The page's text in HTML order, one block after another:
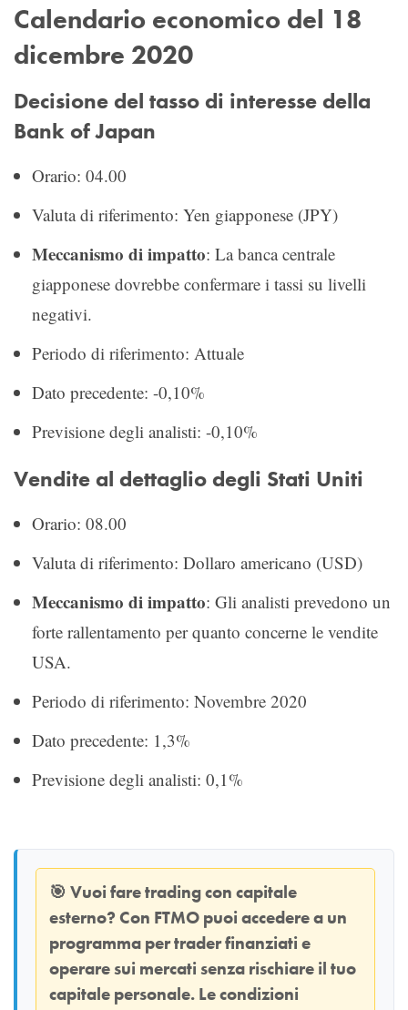
Calendario economico del 18
dicembre 2020
Decisione del tasso di interesse della
Bank of Japan
Orario: 04.00
Valuta di riferimento: Yen giapponese (JPY)
Meccanismo di impatto: La banca centrale
giapponese dovrebbe confermare i tassi su livelli
negativi.
Periodo di riferimento: Attuale
Dato precedente: -0,10%
Previsione degli analisti: -0,10%
Vendite al dettaglio degli Stati Uniti
Orario: 08.00
Valuta di riferimento: Dollaro americano (USD)
Meccanismo di impatto: Gli analisti prevedono un
forte rallentamento per quanto concerne le vendite
USA.
Periodo di riferimento: Novembre 2020
Dato precedente: 1,3%
Previsione degli analisti: 0,1%
🎯 Vuoi fare trading con capitale
esterno? Con FTMO puoi accedere a un
programma per trader finanziati e
operare sui mercati senza rischiare il tuo
capitale personale. Le condizioni